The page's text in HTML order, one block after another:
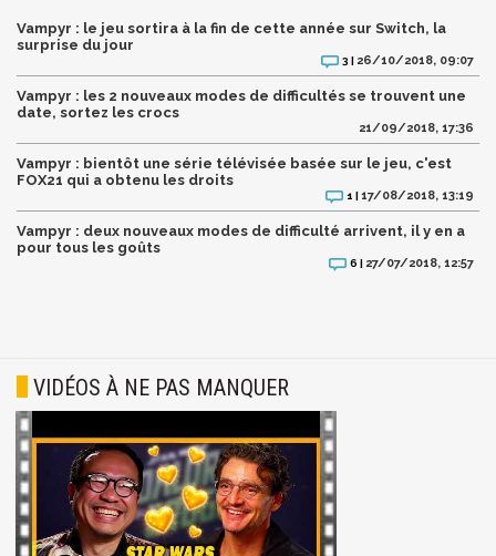
Vampyr : le jeu sortira à la fin de cette année sur Switch, la
surprise du jour
3 | 26/10/2018, 09:07
Vampyr : les 2 nouveaux modes de difficultés se trouvent une
date, sortez les crocs
21/09/2018, 17:36
Vampyr : bientôt une série télévisée basée sur le jeu, c'est
FOX21 qui a obtenu les droits
1 | 17/08/2018, 13:19
Vampyr : deux nouveaux modes de difficulté arrivent, il y en a
pour tous les goûts
6 | 27/07/2018, 12:57
VIDÉOS À NE PAS MANQUER